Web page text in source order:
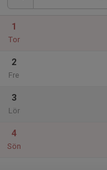
1
Tor
2
Fre
3
Lör
4
Sön